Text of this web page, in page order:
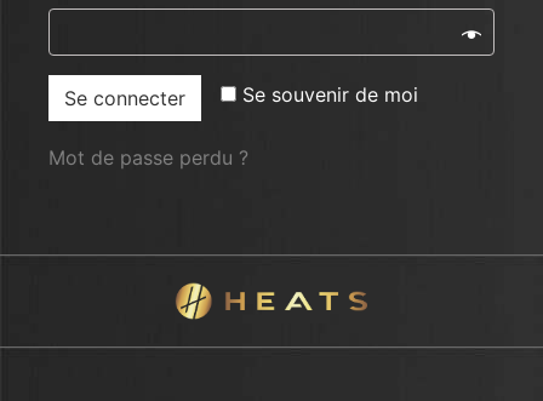
Se souvenir de moi
Se connecter
Mot de passe perdu ?